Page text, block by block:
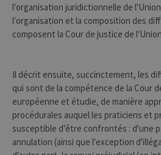
l'organisation juridictionnelle de
l'organisation et la composition des
composent la Cour de justice de
Il décrit ensuite, succinctement, les
qui sont de la compétence de la Cour
européenne et étudie, de manière
procédurales auquel les praticiens et
susceptible d'être confrontés : d'une
annulation (ainsi que l'exception